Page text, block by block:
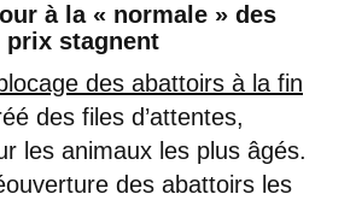
à la « normale » des
prix stagnent
des abattoirs à la fin
des files d’attentes,
les animaux les plus âgés.
des abattoirs les